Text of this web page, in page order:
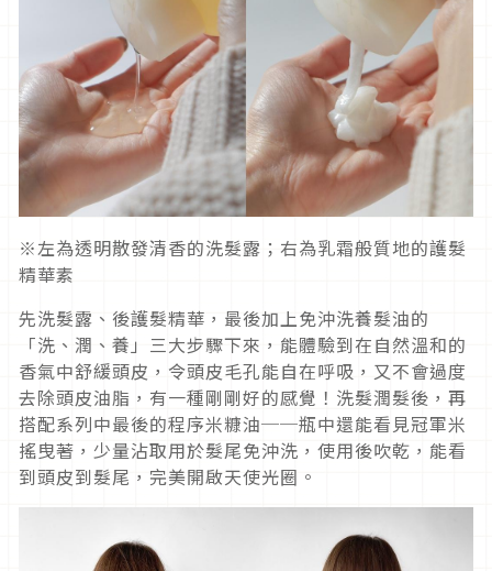
※左為透明散發清香的洗髮露；右為乳霜般質地的護髮
精華素
先洗髮露、後護髮精華，最後加上免沖洗養髮油的
「洗、潤、養」三大步驟下來，能體驗到在自然溫和的
香氣中舒緩頭皮，令頭皮毛孔能自在呼吸，又不會過度
去除頭皮油脂，有一種剛剛好的感覺！洗髮潤髮後，再
搭配系列中最後的程序米糠油──瓶中還能看見冠軍米
搖曳著，少量沾取用於髮尾免沖洗，使用後吹乾，能看
到頭皮到髮尾，完美開啟天使光圈。